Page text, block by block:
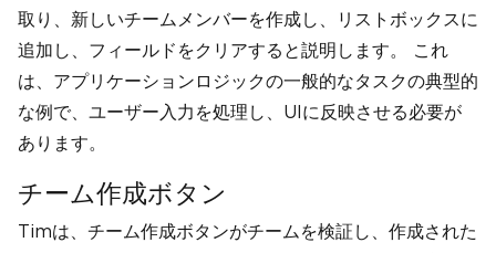
取り、新しいチームメンバーを作成し、リストボックスに
追加し、フィールドをクリアすると説明します。 これ
は、アプリケーションロジックの一般的なタスクの典型的
な例で、ユーザー入力を処理し、UIに反映させる必要が
あります。
チーム作成ボタン
Timは、チーム作成ボタンがチームを検証し、作成された